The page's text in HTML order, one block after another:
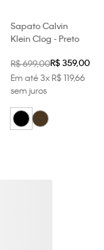
Sapato Calvin
Klein Clog - Preto
R$699,00R$359,00
Em até3xR$119,66
sem juros